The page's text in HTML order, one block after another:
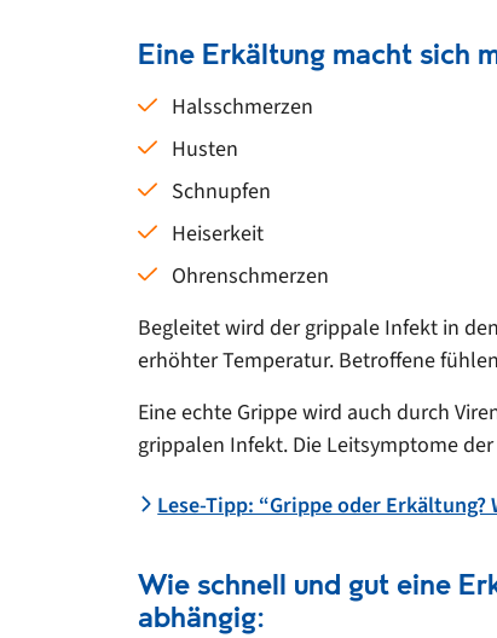
Eine Erkältung macht sich
Halsschmerzen
Husten
Schnupfen
Heiserkeit
Ohrenschmerzen
Begleitet wird der grippale Infekt in
erhöhter Temperatur. Betroffene
Eine echte Grippe wird auch durch
grippalen Infekt. Die Leitsymptome
Lese-Tipp: “Grippe oder Erkältung?
Wie schnell und gut eine
abhängig: